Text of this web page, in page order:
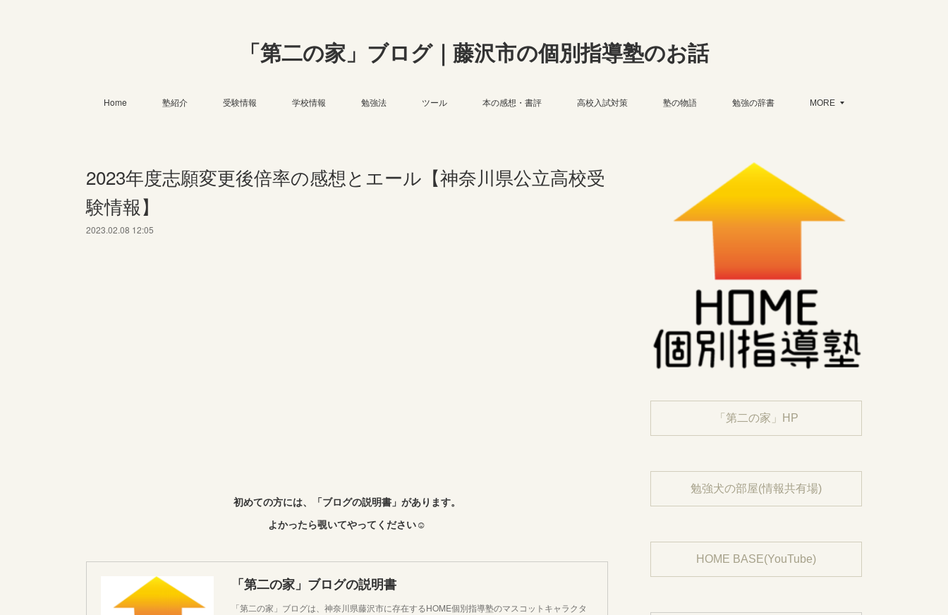
「第二の家」ブログ｜藤沢市の個別指導塾のお話
Home 塾紹介 受験情報 学校情報 勉強法 ツール 本の感想・書評 高校入試対策 塾の物語 勉強の辞書 MORE
2023年度志願変更後倍率の感想とエール【神奈川県公立高校受
験情報】
2023.02.08 12:05
初めての方には、「ブログの説明書」があります。
よかったら覗いてやってください☺︎
「第二の家」ブログの説明書
「第二の家」ブログは、神奈川県藤沢市に存在するHOME個別指導塾のマスコットキャラクタ
「第二の家」HP
勉強犬の部屋(情報共有場)
HOME BASE(YouTube)